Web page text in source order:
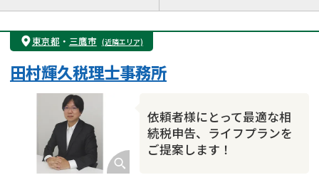
遺言書作成・遺言執行
相続放棄
相続登記
遺産分割
遺留分侵害額請求
相続税申告
相続手続き
銀行手続き
成年後見・任意後見
贈与税
相続人調査
相続トラブル
東京都 ・ 三鷹市 (近隣エリア)
依頼者様にとって最適な相
続税申告、ライフプランを
ご提案します！
田村輝久税理士事務所